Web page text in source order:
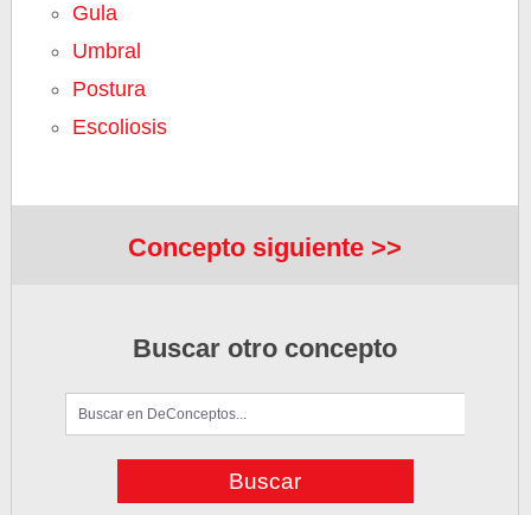
Gula
Umbral
Postura
Escoliosis
Concepto siguiente >>
Buscar otro concepto